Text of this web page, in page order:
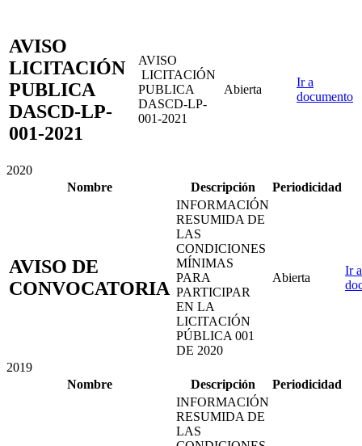
AVISO
LICITACIÓN
PUBLICA
DASCD-LP-
001-2021
AVISO
LICITACIÓN
PUBLICA
DASCD-LP-
001-2021
Abierta
Ir a
documento
2020
Nombre
Descripción Periodicidad
AVISO DE
CONVOCATORIA
INFORMACIÓN
RESUMIDA DE
LAS
CONDICIONES
MÍNIMAS
PARA
PARTICIPAR
EN LA
LICITACIÓN
PÚBLICA 001
DE 2020
Abierta
Ir a
2019
Nombre
Descripción Periodicidad
INFORMACIÓN
RESUMIDA DE
LAS